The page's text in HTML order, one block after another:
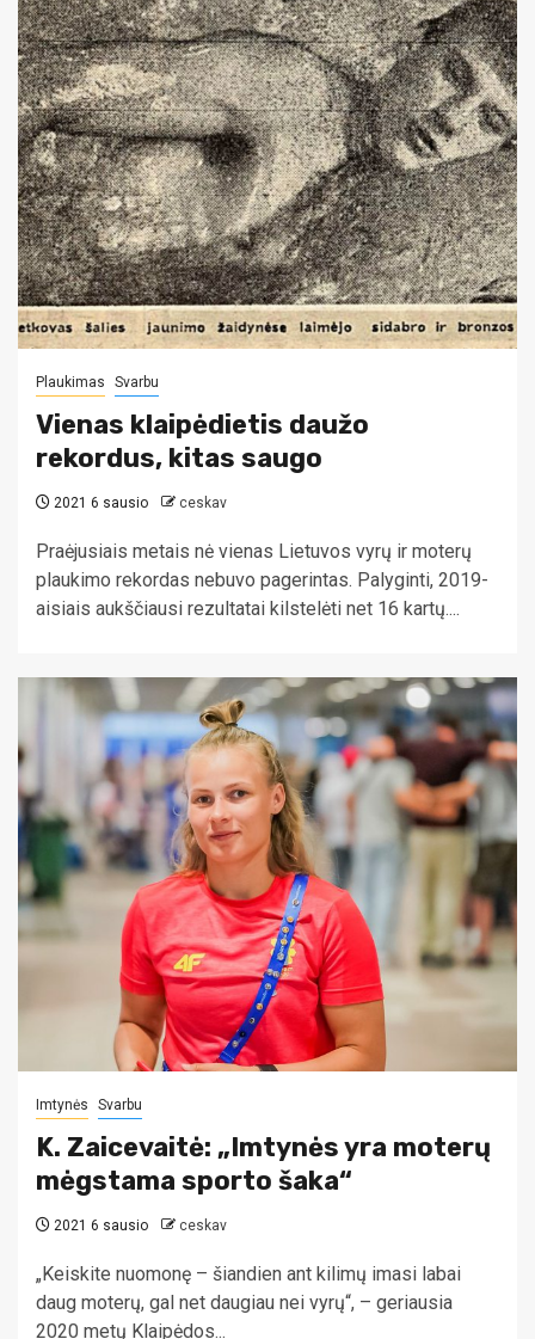
Plaukimas Svarbu
Vienas klaipėdietis daužo
rekordus, kitas saugo
2021 6 sausio ceskav
Praėjusiais metais nė vienas Lietuvos vyrų ir moterų
plaukimo rekordas nebuvo pagerintas. Palyginti, 2019-
aisiais aukščiausi rezultatai kilstelėti net 16 kartų....
Imtynės Svarbu
K. Zaicevaitė: „Imtynės yra moterų
mėgstama sporto šaka“
2021 6 sausio ceskav
„Keiskite nuomonę – šiandien ant kilimų imasi labai
daug moterų, gal net daugiau nei vyrų“, – geriausia
2020 metų Klaipėdos...